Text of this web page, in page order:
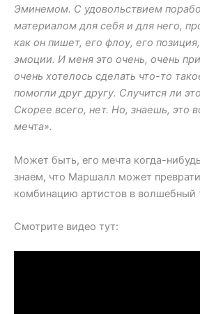
Эминемом. С удовольствием
материалом для себя и для него,
как он пишет, его флоу, его
эмоции. И меня это очень, очень
очень хотелось сделать что-то
помогли друг другу. Случится ли
Скорее всего, нет. Но, знаешь, это
мечта».
Может быть, его мечта когда-
знаем, что Маршалл может
комбинацию артистов в волшебный
Смотрите видео тут: